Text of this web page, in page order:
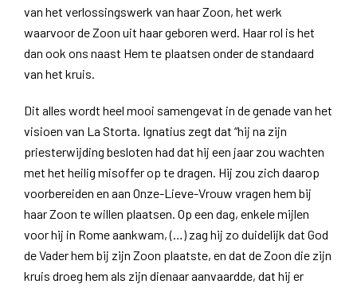
van het verlossingswerk van haar Zoon, het werk
waarvoor de Zoon uit haar geboren werd. Haar rol is het
dan ook ons naast Hem te plaatsen onder de standaard
van het kruis.
Dit alles wordt heel mooi samengevat in de genade van het
visioen van La Storta. Ignatius zegt dat “hij na zijn
priesterwijding besloten had dat hij een jaar zou wachten
met het heilig misoffer op te dragen. Hij zou zich daarop
voorbereiden en aan Onze-Lieve-Vrouw vragen hem bij
haar Zoon te willen plaatsen. Op een dag, enkele mijlen
voor hij in Rome aankwam, (…) zag hij zo duidelijk dat God
de Vader hem bij zijn Zoon plaatste, en dat de Zoon die zijn
kruis droeg hem als zijn dienaar aanvaardde, dat hij er